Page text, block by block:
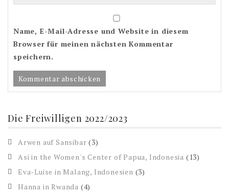
Name, E-Mail-Adresse und Website in diesem
Browser für meinen nächsten Kommentar
speichern.
Die Freiwilligen 2022/2023
Arwen auf Sansibar (3)
Asi in the Women's Center of Papua, Indonesia (13)
Eva-Luise in Malang, Indonesien (3)
Hanna in Rwanda (4)